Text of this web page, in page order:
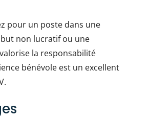
pour un poste dans une
non lucratif ou une
la responsabilité
bénévole est un excellent